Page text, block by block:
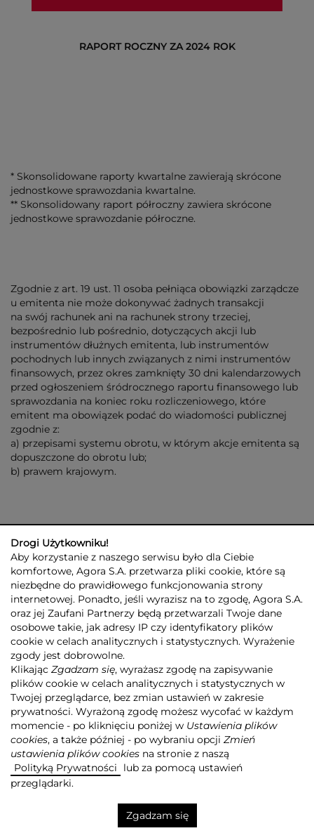
RAPORT ROCZNY ZA 2024 ROK
* Skonsolidowane raporty kwartalne zawierają skrócone
jednostkowe sprawozdania kwartalne.
** Skonsolidowany raport półroczny zawiera skrócone
jednostkowe sprawozdanie półroczne.
Zgodnie z art. 19 ust. 11 osoba pełniąca obowiązki zarządcze
u emitenta nie może dokonywać żadnych transakcji
na swój rachunek ani na rachunek strony trzeciej,
bezpośrednio lub pośrednio, dotyczących akcji lub
instrumentów dłużnych emitenta, lub instrumentów
pochodnych lub innych związanych z nimi instrumentów
finansowych, przez okres zamknięty 30 dni kalendarzowych
przed ogłoszeniem śródrocznego raportu finansowego lub
sprawozdania na koniec roku rozliczeniowego, które
emitent ma obowiązek podać do wiadomości publicznej
zgodnie z:
a) przepisami systemu obrotu, w którym akcje emitenta są
dopuszczone do obrotu lub;
b) prawem krajowym.
GRUPA AGORA DLA INWESTORÓW DLA MEDIÓW
REKLAMA
ESG
KONTAKT
© 2026 Copyright AGORA SA
POLITYKA PRYWATNOŚCI AGORA S.A.
POLITYKA PRYWATNOŚCI SERWISU AGORA.PL
POLITYKA TRANSPARENTNOŚCI
ZASTRZEŻENIE PRAWNOAUTORSKIE
INFORMACJE O USŁUGACH MEDIALNYCH
MAPA SERWISU RSS
Realizacja
Drogi Użytkowniku!
Aby korzystanie z naszego serwisu było dla Ciebie
komfortowe, Agora S.A. przetwarza pliki cookie, które są
niezbędne do prawidłowego funkcjonowania strony
internetowej. Ponadto, jeśli wyrazisz na to zgodę, Agora S.A.
oraz jej Zaufani Partnerzy będą przetwarzali Twoje dane
osobowe takie, jak adresy IP czy identyfikatory plików
cookie w celach analitycznych i statystycznych. Wyrażenie
zgody jest dobrowolne.
Klikając Zgadzam się, wyrażasz zgodę na zapisywanie
plików cookie w celach analitycznych i statystycznych w
Twojej przeglądarce, bez zmian ustawień w zakresie
prywatności. Wyrażoną zgodę możesz wycofać w każdym
momencie - po kliknięciu poniżej w Ustawienia plików
cookies, a także później - po wybraniu opcji Zmień
ustawienia plików cookies na stronie z naszą
Polityką Prywatności
lub za pomocą ustawień
przeglądarki.
Zgadzam się